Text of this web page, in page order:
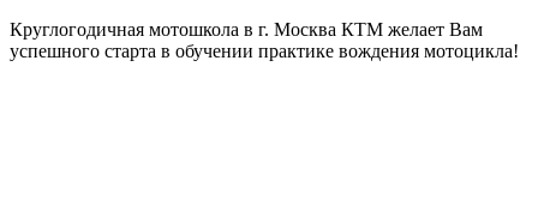
Круглогодичная мотошкола в г. Москва КТМ желает Вам
успешного старта в обучении практике вождения мотоцикла!